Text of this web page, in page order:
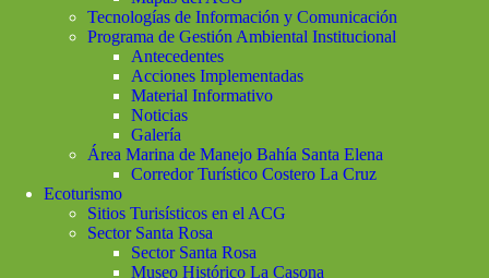
Tecnologías de Información y Comunicación
Programa de Gestión Ambiental Institucional
Antecedentes
Acciones Implementadas
Material Informativo
Noticias
Galería
Área Marina de Manejo Bahía Santa Elena
Corredor Turístico Costero La Cruz
Ecoturismo
Sitios Turisísticos en el ACG
Sector Santa Rosa
Sector Santa Rosa
Museo Histórico La Casona